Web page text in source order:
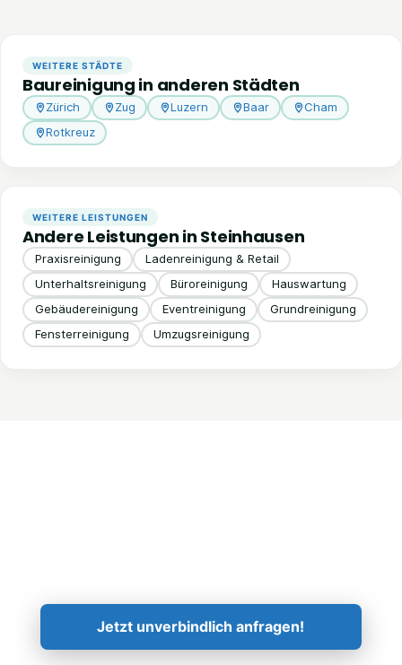
WEITERE STÄDTE
Baureinigung in anderen Städten
Zürich Zug Luzern Baar
Cham
Rotkreuz
WEITERE LEISTUNGEN
Andere Leistungen in Steinhausen
Praxisreinigung
Ladenreinigung & Retail
Unterhaltsreinigung
Büroreinigung
Hauswartung
Gebäudereinigung
Eventreinigung
Grundreinigung
Fensterreinigung
Umzugsreinigung
Jetzt unverbindlich anfragen!